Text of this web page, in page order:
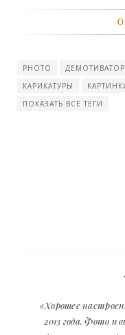
PHOTO
КАРИКАТУРЫ
ПОКАЗАТЬ ВСЕ ТЕГИ
«Хорошее
2013 года. Фото и